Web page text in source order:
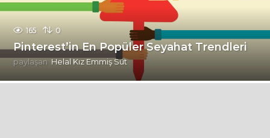
165 0
Pinterest’in En Popüler Seyahat Trendleri
paylaşan Helal Kız Emmiş Süt